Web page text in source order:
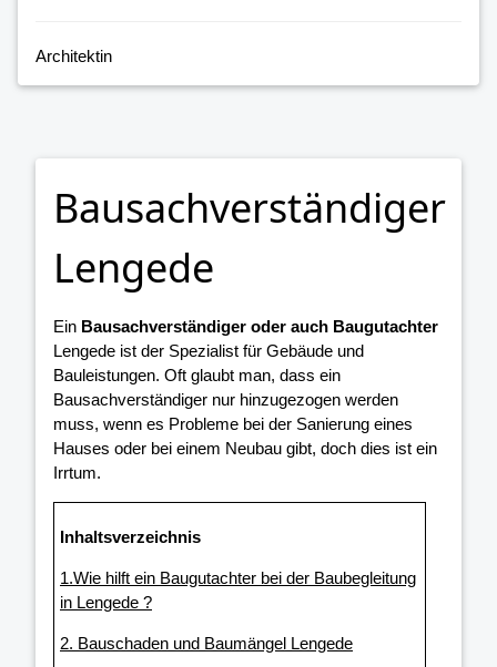
Architektin
Bausachverständiger
Lengede
Ein Bausachverständiger oder auch Baugutachter
Lengede ist der Spezialist für Gebäude und
Bauleistungen. Oft glaubt man, dass ein
Bausachverständiger nur hinzugezogen werden
muss, wenn es Probleme bei der Sanierung eines
Hauses oder bei einem Neubau gibt, doch dies ist ein
Irrtum.
Inhaltsverzeichnis
1.Wie hilft ein Baugutachter bei der Baubegleitung
in Lengede ?
2. Bauschaden und Baumängel Lengede